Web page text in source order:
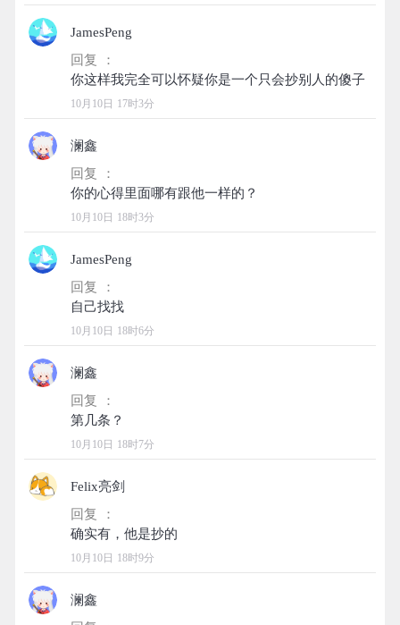
JamesPeng
回复 ：
10月10日 17时3分
澜鑫
回复 ：
10月10日 18时3分
JamesPeng
回复 ：
10月10日 18时6分
澜鑫
回复 ：
10月10日 18时7分
Felix亮剑
回复 ：
10月10日 18时9分
澜鑫